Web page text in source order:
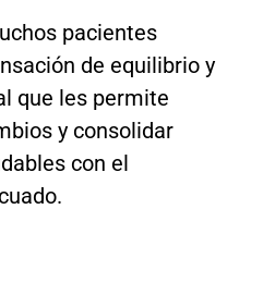
pacientes
de equilibrio y
que les permite
y consolidar
con el